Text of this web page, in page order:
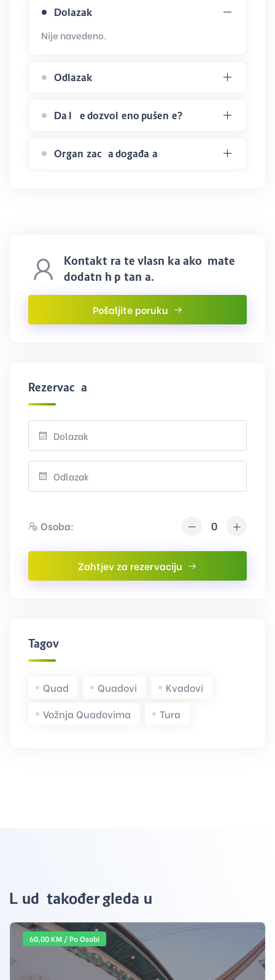
Dolazak
Nije navedeno.
Odlazak
Da li je dozvoljeno pušenje?
Organizacija događaja
Kontaktirajte vlasnika ako imate
dodatnih pitanja.
Pošaljite poruku
Rezervacija
Osoba:
Zahtjev za rezervaciju
Tagovi
Quad Quadovi
Kvadovi
Vožnja Quadovima
Tura
Ljudi također gledaju
60,00 KM / Po Osobi